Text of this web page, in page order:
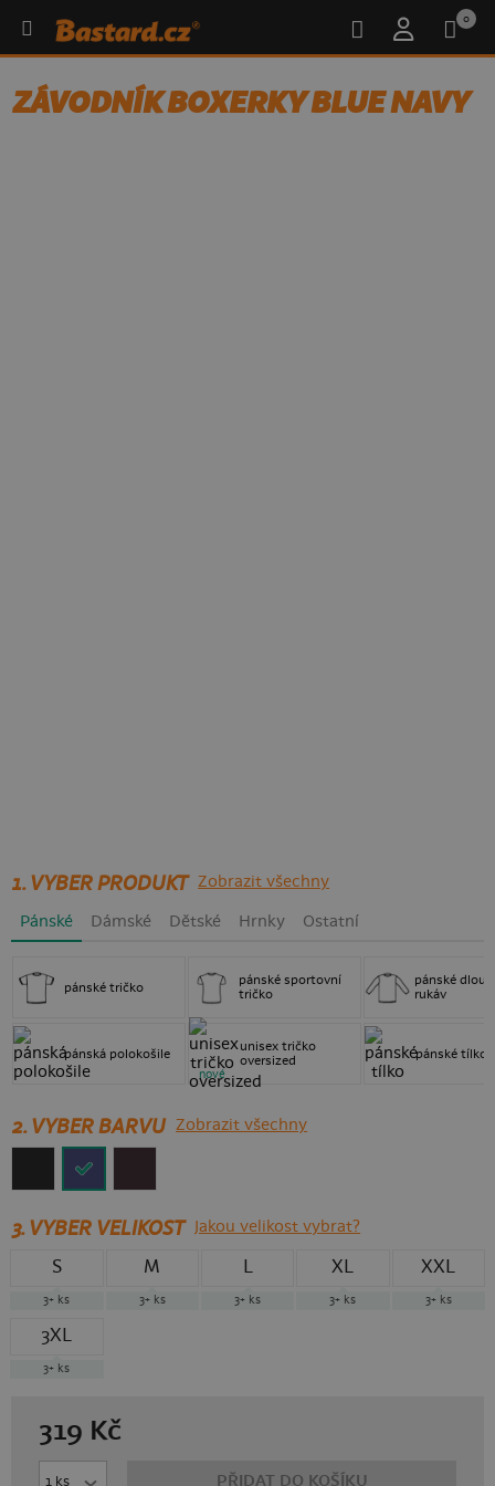
0
ZÁVODNÍK BOXERKY BLUE NAVY
1. VYBER PRODUKT Zobrazit všechny
Pánské Dámské Dětské Hrnky Ostatní
pánské tričko
pánská polokošile
pánské sportovní
tričko
unisex tričko
oversized
nové
pánské
rukáv
pánské tílko
2. VYBER BARVU Zobrazit všechny
3.VYBER VELIKOST Jakou velikost vybrat?
S
3+ ks
M
3+ ks
L
3+ ks
XL
3+ ks
XXL
3+ ks
3XL
3+ ks
319 Kč
PŘIDAT DO KOŠÍKU